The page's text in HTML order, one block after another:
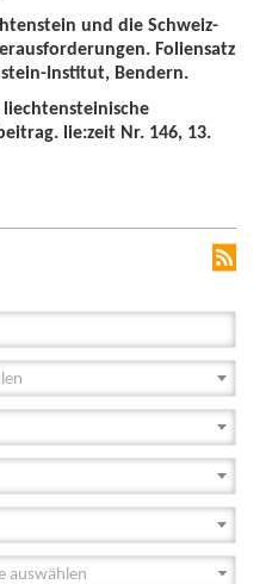
und die Schweiz-
Foliensatz
Institut, Bendern.
lie:zeit Nr. 146, 13.